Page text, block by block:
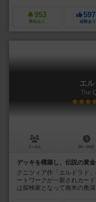
953
興味あり 経験あり
エ
The
2～4人 30～60分
デッキを構築し、伝説の黄
クニツィア作「エルドラド
ートワークが一新されカー
は探検家となって南米の奥深